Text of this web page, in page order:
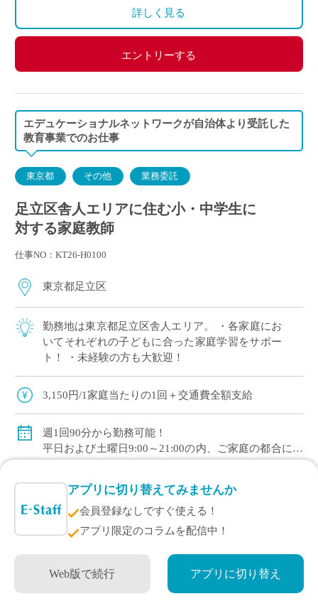
アプリに切り替えてみませんか
会員登録なしですぐ使える！
アプリ限定のコラムを配信中！
Web版で続行 アプリに切り替え
ご自身のご都合の良い時間帯のご家庭をお願いしま
※5月～3月で実施します。
(勤務イメージ）
／19:00～20:30 E家庭
金曜日 14:00～15:30 F家庭／18:00～19:30 G家庭
詳しく見る
エントリーする
エデュケーショナルネットワークが自治体より受託した
教育事業でのお仕事
東京都 その他 業務委託
足立区舎人エリアに住む小・中学生に
対する家庭教師
仕事NO：KT26-H0100
東京都足立区
勤務地は東京都足立区舎人エリア。 ・各家庭にお
いてそれぞれの子どもに合った家庭学習をサポー
ト！ ・未経験の方も大歓迎！
3,150円/1家庭当たりの1回＋交通費全額支給
週1回90分から勤務可能！
平日および土曜日9:00～21:00の内、ご家庭の都合に合
ご自身のご都合の良い時間帯のご家庭をお願いしま
※5月～3月で実施します。
月曜日 10:00～11:30 A家庭／13:30～15:00 B家庭
木曜日 10:30～12:00 C家庭／16:00～17:30 D家庭
／19:00～20:30 E家庭
詳しく見る
エントリーする